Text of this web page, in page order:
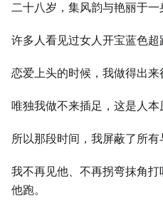
二十八岁，集风韵与艳丽于一
许多人看见过女人开宝蓝色超
恋爱上头的时候，我做得出来
唯独我做不来插足，这是人本
所以那段时间，我屏蔽了所有
我不再见他、不再拐弯抹角
他跑。